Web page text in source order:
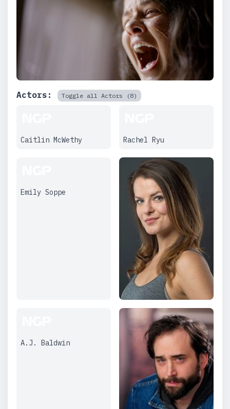
Actors: Toggle all Actors (8)
Caitlin McWethy Rachel Ryu
Emily Soppe
A.J. Baldwin